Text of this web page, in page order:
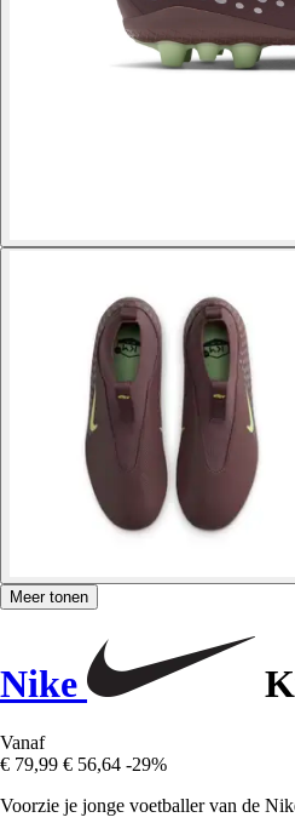
Meer tonen
Nike
Vanaf
€ 79,99 € 56,64 -29%
Voorzie je jonge voetballer van de